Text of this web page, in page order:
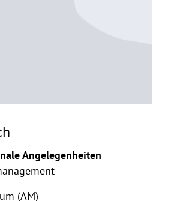
Angelegenheiten
(AM)